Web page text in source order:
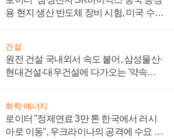
용 현지 생산 반도체 장비 시험, 미국 수출
건설
원전 건설 국내외서 속도 붙어, 삼성물산·
현대건설·대우건설에 다가오는 '약속의
화학·에너지
로이터 "정제연료 3만 톤 한국에서 러시
아로 이동", 우크라이나의 공격에 수요 늘